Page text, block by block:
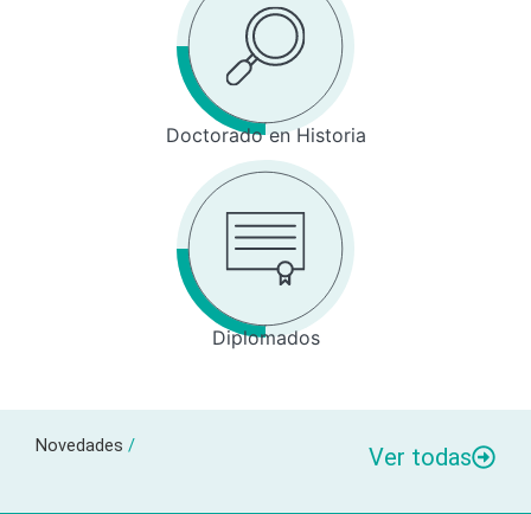
Doctorado en Historia
Diplomados
Novedades / Ver todas